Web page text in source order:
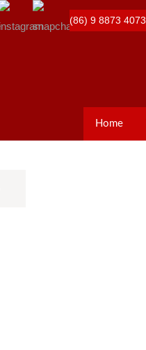
(86) 9 8873 4073
Home